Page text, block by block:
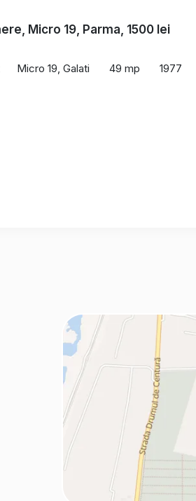
Micro 19, Parma, 1500 lei
Micro 19, Galati 49 mp 1977